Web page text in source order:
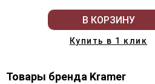
В КОРЗИНУ
Купить в 1 клик
Товары бренда Kramer